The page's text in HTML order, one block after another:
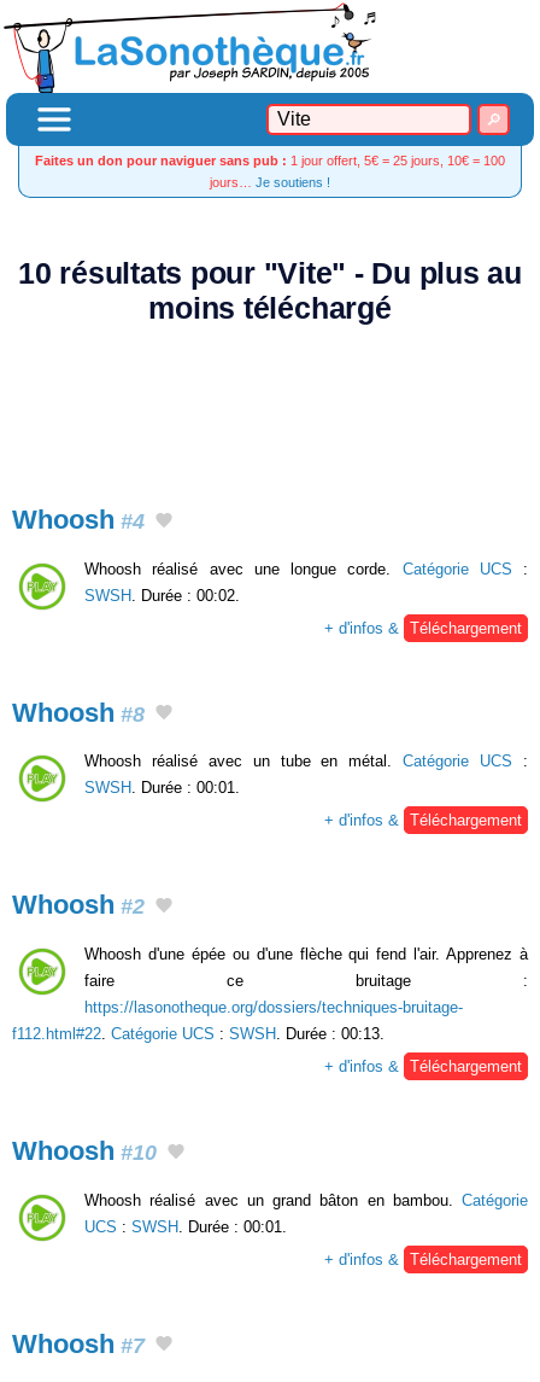
Faites un don pour naviguer sans pub : 1 jour offert, 5€ = 25 jours, 10€ = 100
jours… Je soutiens !
10 résultats pour "Vite" - Du plus au
moins téléchargé
Whoosh #4
Whoosh réalisé avec une longue corde. Catégorie UCS :
SWSH . Durée : 00:02.
+ d'infos &
Téléchargement
Whoosh #8
Whoosh réalisé avec un tube en métal.Catégorie UCS :
SWSH . Durée : 00:01.
+ d'infos & Téléchargement
Whoosh #2
Whoosh d'une épée ou d'une flèche qui fend l'air. Apprenez à
faire ce bruitage :
https://lasonotheque.org/dossiers/techniques-bruitage-
f112.html#22 Catégorie UCS : SWSH
. Durée : 00:13.
+ d'infos &
Téléchargement
Whoosh #10
Whoosh réalisé avec un grand bâton en bambou. Catégorie
UCS : SWSH . Durée : 00:01.
+ d'infos &
Téléchargement
Whoosh #7